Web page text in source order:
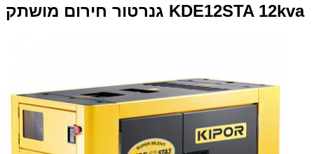
גנרטור חירום מושתק KDE12STA 12kva